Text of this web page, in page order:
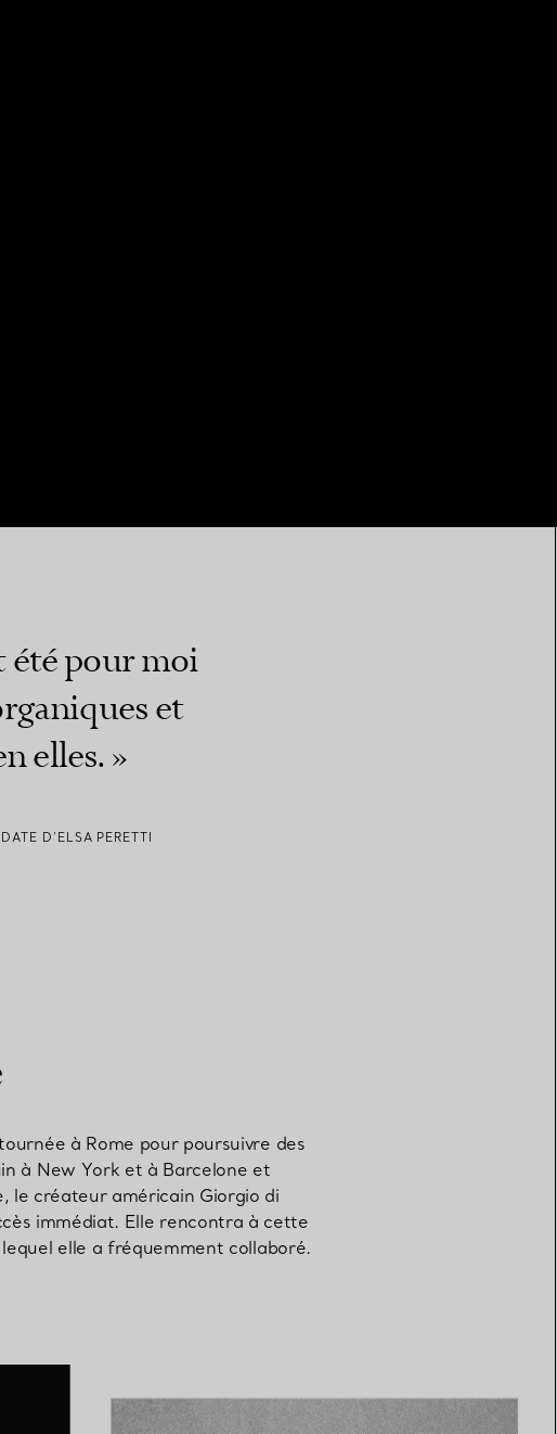
été pour moi
et
elles. »
D’ELSA PERETTI
à Rome pour poursuivre des
à New York et à Barcelone et
le créateur américain Giorgio di
immédiat. Elle rencontra à cette
elle a fréquemment collaboré.